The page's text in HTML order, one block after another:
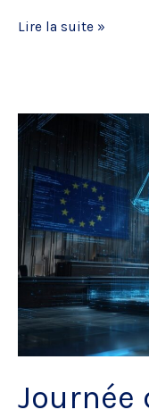
Conférence
IA
Lire la suite »
Journée